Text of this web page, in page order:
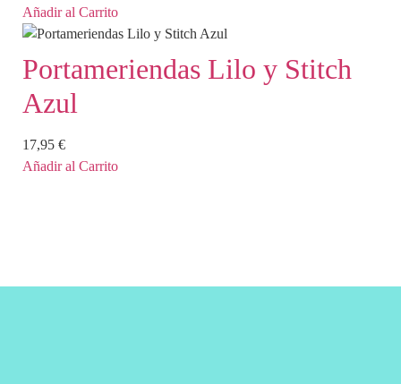
Añadir al Carrito
Portameriendas Lilo y Stitch
Azul
17,95 €
Añadir al Carrito